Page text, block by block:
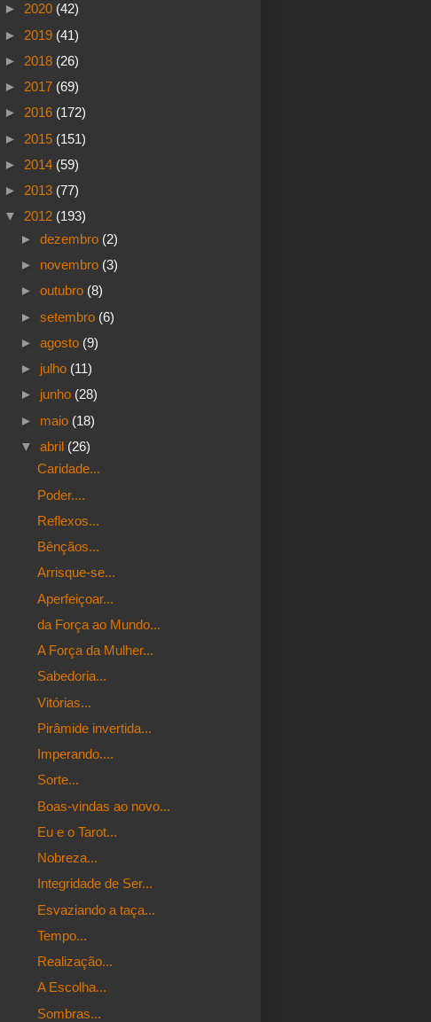
► 2020 (42)
► 2019 (41)
► 2018 (26)
► 2017 (69)
► 2016 (172)
► 2015 (151)
► 2014 (59)
► 2013 (77)
▼ 2012 (193)
► dezembro (2)
► novembro (3)
► outubro (8)
► setembro (6)
► agosto (9)
► julho (11)
► junho (28)
► maio (18)
▼ abril (26)
Caridade...
Poder....
Reflexos...
Bênçãos...
Arrisque-se...
Aperfeiçoar...
da Força ao Mundo...
A Força da Mulher...
Sabedoria...
Vitórias...
Pirâmide invertida...
Imperando....
Sorte...
Boas-vindas ao novo...
Eu e o Tarot...
Nobreza...
Integridade de Ser...
Esvaziando a taça...
Tempo...
Realização...
A Escolha...
Sombras...